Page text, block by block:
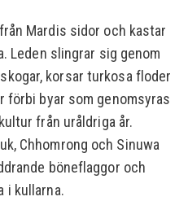
Mardis sidor och kastar
Leden slingrar sig genom
korsar turkosa floder
förbi byar som genomsyras
från uråldriga år.
Chhomrong och Sinuwa
böneflaggor och
i kullarna.